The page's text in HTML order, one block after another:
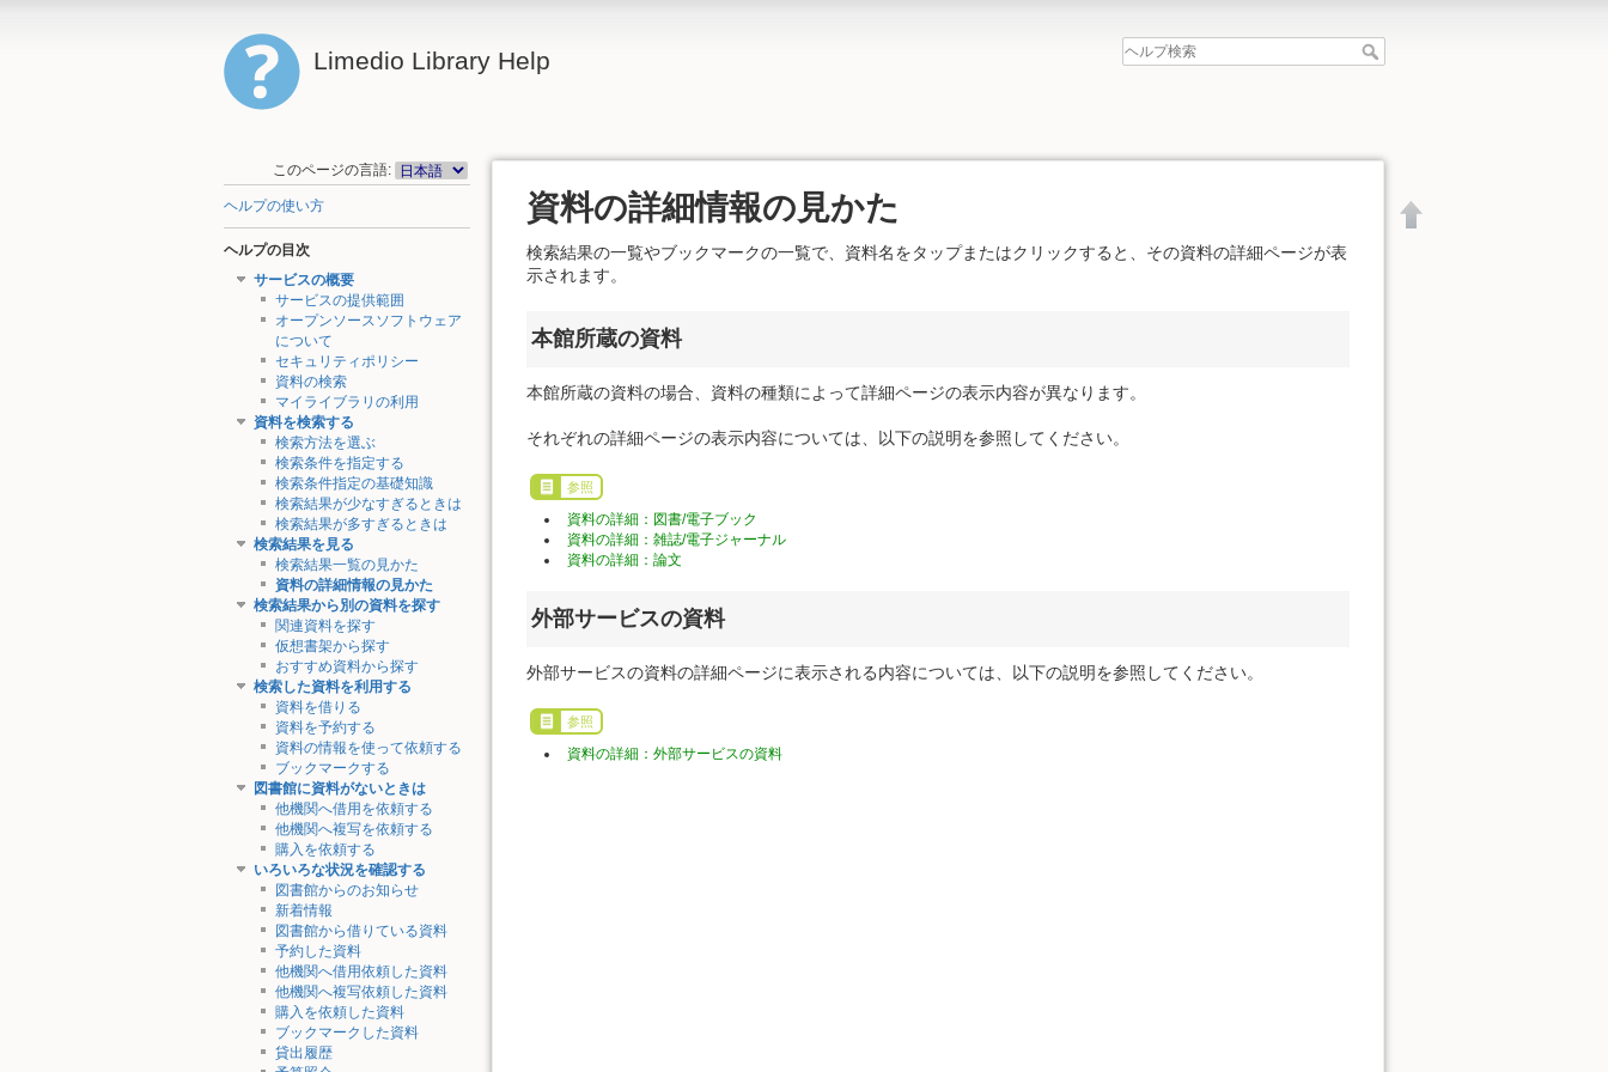
Limedio Library Help
このページの言語:
ヘルプの使い方
ヘルプの目次
サービスの概要
サービスの提供範囲
オープンソースソフトウェア
について
セキュリティポリシー
資料の検索
マイライブラリの利用
資料を検索する
検索方法を選ぶ
検索条件を指定する
検索条件指定の基礎知識
検索結果が少なすぎるときは
検索結果が多すぎるときは
検索結果を見る
検索結果一覧の見かた
資料の詳細情報の見かた
検索結果から別の資料を探す
関連資料を探す
仮想書架から探す
おすすめ資料から探す
検索した資料を利用する
資料を借りる
資料を予約する
資料の情報を使って依頼する
ブックマークする
図書館に資料がないときは
他機関へ借用を依頼する
他機関へ複写を依頼する
購入を依頼する
いろいろな状況を確認する
図書館からのお知らせ
新着情報
図書館から借りている資料
予約した資料
他機関へ借用依頼した資料
他機関へ複写依頼した資料
購入を依頼した資料
ブックマークした資料
貸出履歴
資料の詳細情報の見かた
検索結果の一覧やブックマークの一覧で、資料名をタップまたはクリックすると、その資料の詳細ページが表
示されます。
本館所蔵の資料
本館所蔵の資料の場合、資料の種類によって詳細ページの表示内容が異なります。
それぞれの詳細ページの表示内容については、以下の説明を参照してください。
参照
資料の詳細：図書/電子ブック
資料の詳細：雑誌/電子ジャーナル
資料の詳細：論文
外部サービスの資料
外部サービスの資料の詳細ページに表示される内容については、以下の説明を参照してください。
参照
資料の詳細：外部サービスの資料